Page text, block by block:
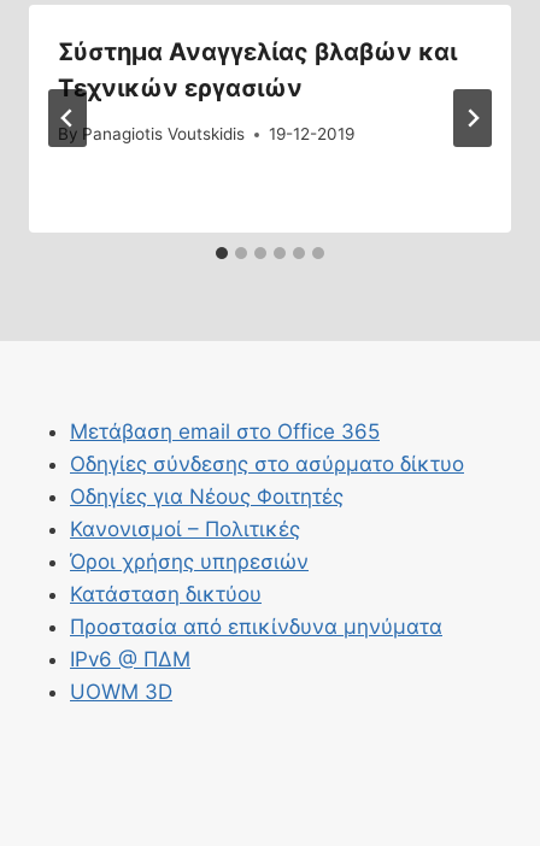
Σύστημα Αναγγελίας βλαβών και
Tεχνικών εργασιών
By Panagiotis Voutskidis 19-12-2019
Μετάβαση email στο Office 365
Οδηγίες σύνδεσης στο ασύρματο δίκτυο
Οδηγίες για Νέους Φοιτητές
Κανονισμοί – Πολιτικές
Όροι χρήσης υπηρεσιών
Κατάσταση δικτύου
Προστασία από επικίνδυνα μηνύματα
IPv6 @ ΠΔΜ
UOWM 3D